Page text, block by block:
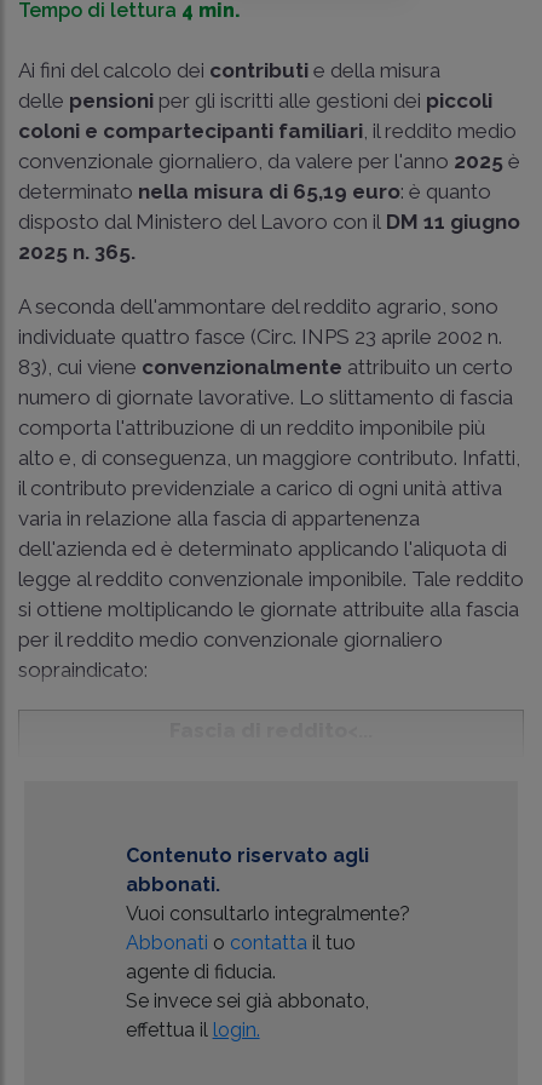
Tempo di lettura 4 min.
Ai fini del calcolo dei contributi e della misura
delle pensioni per gli iscritti alle gestioni dei piccoli
coloni e compartecipanti familiari, il reddito medio
convenzionale giornaliero, da valere per l'anno 2025 è
determinato nella misura di 65,19 euro: è quanto
disposto dal Ministero del Lavoro con il DM 11 giugno
2025 n. 365.
A seconda dell'ammontare del reddito agrario, sono
individuate quattro fasce (Circ. INPS 23 aprile 2002 n.
83), cui viene convenzionalmente attribuito un certo
numero di giornate lavorative. Lo slittamento di fascia
comporta l'attribuzione di un reddito imponibile più
alto e, di conseguenza, un maggiore contributo. Infatti,
il contributo previdenziale a carico di ogni unità attiva
varia in relazione alla fascia di appartenenza
dell'azienda ed è determinato applicando l'aliquota di
legge al reddito convenzionale imponibile. Tale reddito
si ottiene moltiplicando le giornate attribuite alla fascia
per il reddito medio convenzionale giornaliero
sopraindicato:
Contenuto riservato agli
abbonati.
Vuoi consultarlo integralmente?
Abbonati o contattail tuo
agente di fiducia.
Se invece sei già abbonato,
effettua il login.